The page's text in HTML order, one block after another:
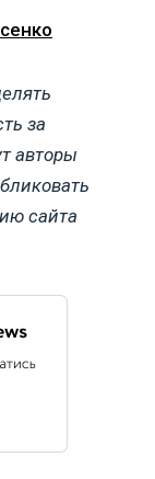
за
авторы
сайта